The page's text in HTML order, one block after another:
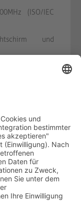
(ISO/IEC
und